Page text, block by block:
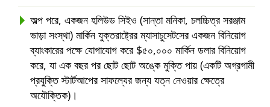
অল্প পরে, একজন হলিউড সিইও (সান্তা মনিকা, চলচ্চিত্র সরঞ্জাম
ভাড়া সংস্থা) মার্কিন যুক্তরাষ্ট্রের ম্যাসাচুসেটসের একজন বিনিয়োগ
ব্যাংকারের পক্ষে যোগাযোগ করে $৫০,০০০ মার্কিন ডলার বিনিয়োগ
করে, যা এক বছর পর ছোট ছোট অঙ্কে মুক্তি পায় (একটি অগ্রগামী
প্রযুক্তি স্টার্টআপের সাফল্যের জন্য যত্ন নেওয়ার ক্ষেত্রে
অযৌক্তিক)।